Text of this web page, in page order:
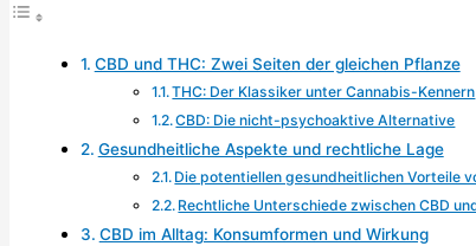
CBD und THC: Zwei Seiten der gleichen Pflanze
THC: Der Klassiker unter Cannabis-Kennern
CBD: Die nicht-psychoaktive Alternative
Gesundheitliche Aspekte und rechtliche Lage
Die potentiellen gesundheitlichen Vorteile
Rechtliche Unterschiede zwischen CBD
CBD im Alltag: Konsumformen und Wirkung